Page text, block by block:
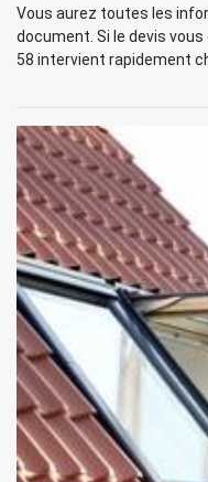
Vous aurez toutes les
document. Si le devis
58 intervient rapidement